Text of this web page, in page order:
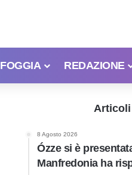
FOGGIA REDAZIONE
8 Agosto 2026
Ózze si è
Manfredonia ha